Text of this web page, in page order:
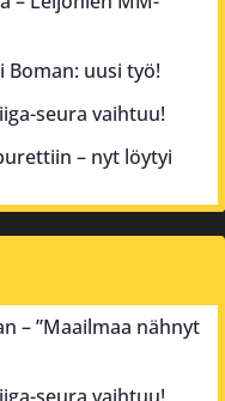
uusi työ!
seura vaihtuu!
– nyt löytyi
– ”Maailmaa nähnyt